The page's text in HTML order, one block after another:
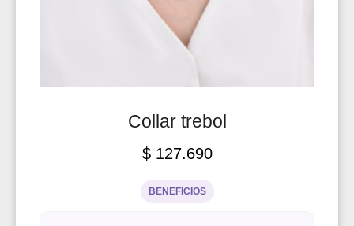
Collar trebol
$127.690
BENEFICIOS